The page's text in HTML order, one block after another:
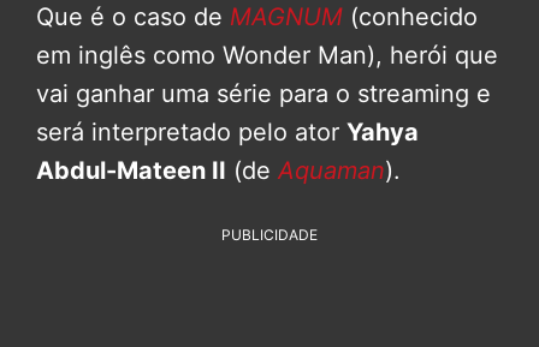
Que é o caso de MAGNUM (conhecido
em inglês como Wonder Man), herói que
vai ganhar uma série para o streaming e
será interpretado pelo ator Yahya
Abdul-Mateen II (de Aquaman).
PUBLICIDADE